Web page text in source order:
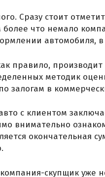
Сразу стоит
более что немало
автомобиля,
правило,
методик
залогам в
с клиентом
внимательно
окончательная
скупщик уже